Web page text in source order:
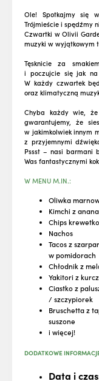
Ole! Spotkajmy się
Trójmieście i spędźmy
Czwartki w Olivii
muzyki w wyjątkowym
Tęsknicie za
i poczujcie się jak na
W każdy czwartek
oraz klimatyczną
Chyba każdy wie,
gwarantujemy, że
w jakimkolwiek innym
z przyjemnymi
Pssst – nasi barmani
Was fantastycznymi
W MENU M.IN.:
Oliwka
Kimchi z
Chips
Nachos
Tacos z
w pomidorach
Chłodnik z
Yakitori z
Ciastko z
/ szczypiorek
Bruschetta z
suszone
i więcej!
DODATKOWE
Data i